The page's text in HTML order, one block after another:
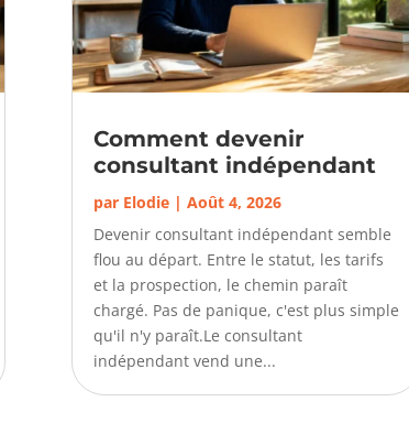
Comment devenir
consultant indépendant
par Elodie| Août 4, 2026
Devenir consultant indépendant semble
flou au départ. Entre le statut, les tarifs
et la prospection, le chemin paraît
chargé. Pas de panique, c'est plus simple
qu'il n'y paraît.Le consultant
indépendant vend une...